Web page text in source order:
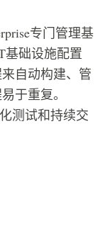
专门管理基
基础设施配置
自动构建、管
于重复。
测试和持续交